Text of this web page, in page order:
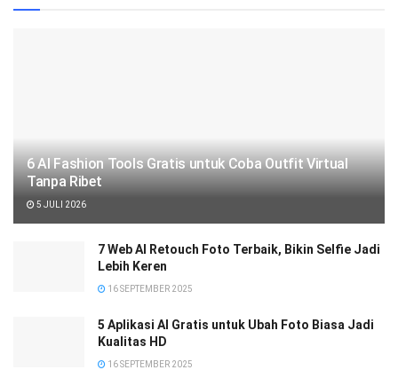
6 AI Fashion Tools Gratis untuk Coba Outfit Virtual
Tanpa Ribet
5 JULI 2026
7 Web AI Retouch Foto Terbaik, Bikin Selfie Jadi
Lebih Keren
16 SEPTEMBER 2025
5 Aplikasi AI Gratis untuk Ubah Foto Biasa Jadi
Kualitas HD
16 SEPTEMBER 2025